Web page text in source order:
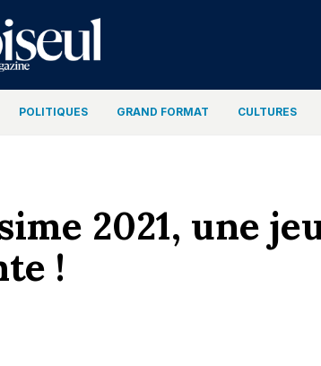
POLITIQUES GRAND FORMAT CULTURES
2021, une
!